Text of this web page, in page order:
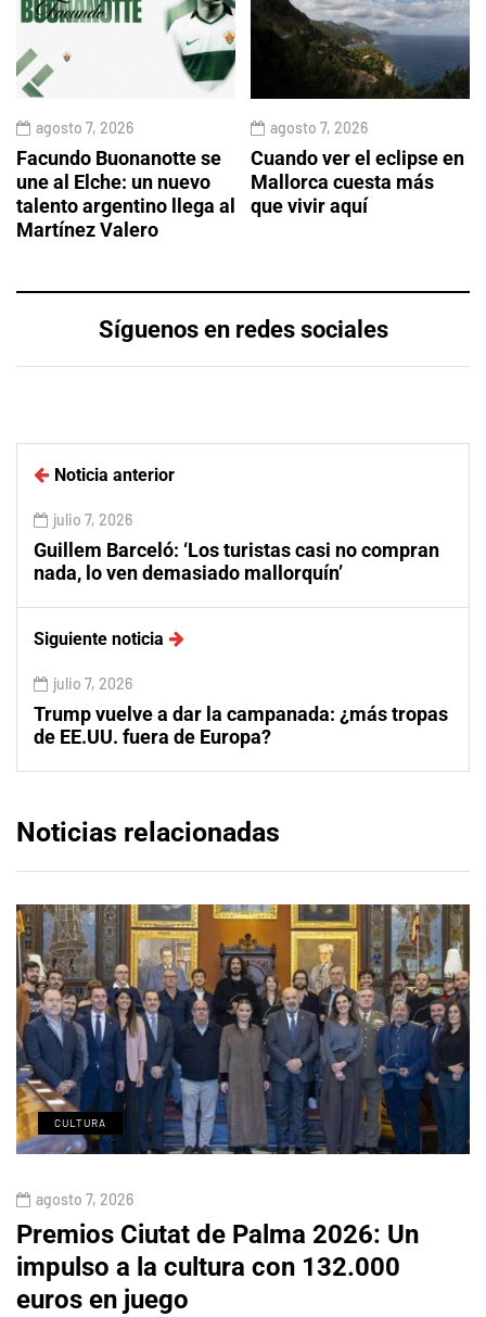
agosto 7, 2026
Facundo Buonanotte se
une al Elche: un nuevo
talento argentino llega al
Martínez Valero
agosto 7, 2026
Cuando ver el eclipse en
Mallorca cuesta más
que vivir aquí
Síguenos en redes sociales
Noticia anterior
julio 7, 2026
Guillem Barceló: ‘Los turistas casi no compran
nada, lo ven demasiado mallorquín’
Siguiente noticia
julio 7, 2026
Trump vuelve a dar la campanada: ¿más tropas
de EE.UU. fuera de Europa?
Noticias relacionadas
CULTURA
agosto 7, 2026
Premios Ciutat de Palma 2026: Un
impulso a la cultura con 132.000
euros en juego